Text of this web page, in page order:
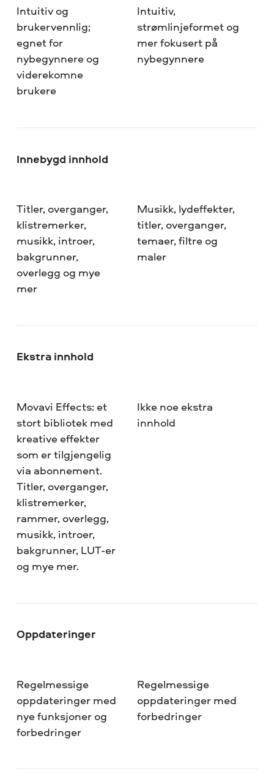
Intuitiv og
brukervennlig;
egnet for
nybegynnere og
viderekomne
brukere
Intuitiv,
strømlinjeformet og
mer fokusert på
nybegynnere
Innebygd innhold
Titler, overganger,
klistremerker,
musikk, introer,
bakgrunner,
overlegg og mye
mer
Musikk, lydeffekter,
titler, overganger,
temaer, filtre og
maler
Ekstra innhold
Movavi Effects: et
stort bibliotek med
kreative effekter
som er tilgjengelig
via abonnement.
Titler, overganger,
klistremerker,
rammer, overlegg,
musikk, introer,
bakgrunner, LUT-er
og mye mer.
Ikke noe ekstra
innhold
Oppdateringer
Regelmessige
oppdateringer med
nye funksjoner og
forbedringer
Regelmessige
oppdateringer med
forbedringer